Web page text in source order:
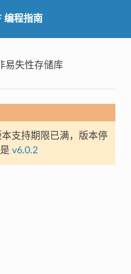
编程指南
易失性存储库
支持期限已满，版本停
v6.0.2